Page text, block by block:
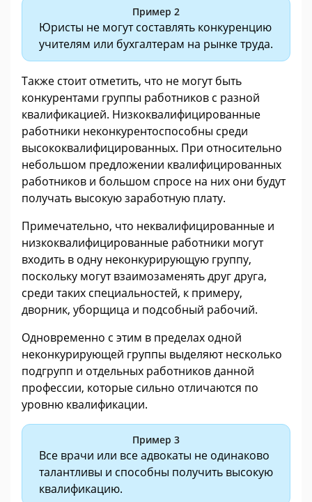
Пример 2
Юристы не могут составлять конкуренцию
учителям или бухгалтерам на рынке труда.
Также стоит отметить, что не могут быть
конкурентами группы работников с разной
квалификацией. Низкоквалифицированные
работники неконкурентоспособны среди
высококвалифицированных. При относительно
небольшом предложении квалифицированных
работников и большом спросе на них они будут
получать высокую заработную плату.
Примечательно, что неквалифицированные и
низкоквалифицированные работники могут
входить в одну неконкурирующую группу,
поскольку могут взаимозаменять друг друга,
среди таких специальностей, к примеру,
дворник, уборщица и подсобный рабочий.
Одновременно с этим в пределах одной
неконкурирующей группы выделяют несколько
подгрупп и отдельных работников данной
профессии, которые сильно отличаются по
уровню квалификации.
Пример 3
Все врачи или все адвокаты не одинаково
талантливы и способны получить высокую
квалификацию.